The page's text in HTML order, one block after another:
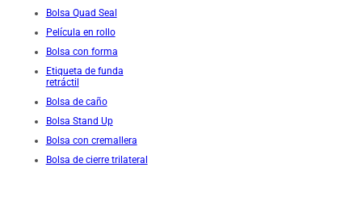
Bolsa Quad Seal
Película en rollo
Bolsa con forma
Etiqueta de funda
retráctil
Bolsa de caño
Bolsa Stand Up
Bolsa con cremallera
Bolsa de cierre trilateral